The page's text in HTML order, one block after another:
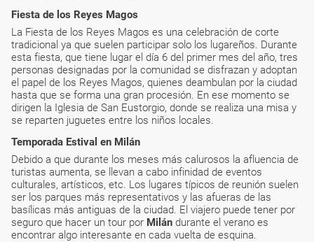
Fiesta de los Reyes Magos
La Fiesta de los Reyes Magos es una celebración de corte
tradicional ya que suelen participar solo los lugareños. Durante
esta fiesta, que tiene lugar el día 6 del primer mes del año, tres
personas designadas por la comunidad se disfrazan y adoptan
el papel de los Reyes Magos, quienes deambulan por la ciudad
hasta que se forma una gran procesión. En ese momento se
dirigen la Iglesia de San Eustorgio, donde se realiza una misa y
se reparten juguetes entre los niños locales.
Temporada Estival en Milán
Debido a que durante los meses más calurosos la afluencia de
turistas aumenta, se llevan a cabo infinidad de eventos
culturales, artísticos, etc. Los lugares típicos de reunión suelen
ser los parques más representativos y las afueras de las
basílicas más antiguas de la ciudad. El viajero puede tener por
seguro que hacer un tour por Milán durante el verano es
encontrar algo interesante en cada vuelta de esquina.